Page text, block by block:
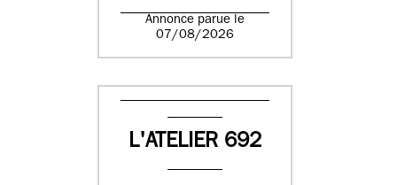
Annonce parue le
07/08/2026
L'ATELIER 692